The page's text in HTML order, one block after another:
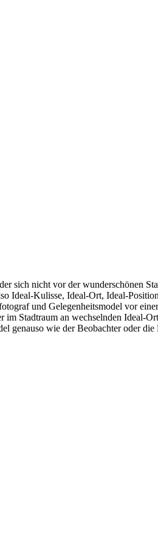
sich nicht vor der wunderschönen
Ideal-Kulisse, Ideal-Ort, Ideal-
und Gelegenheitsmodel vor
Stadtraum an wechselnden Ideal-
wie der Beobachter oder